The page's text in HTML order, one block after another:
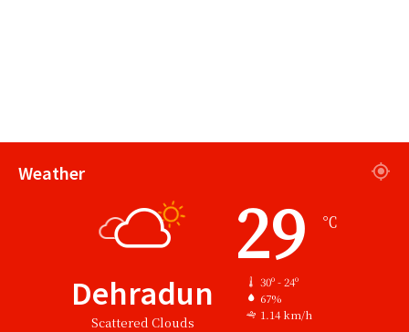
Weather
Dehradun
Scattered Clouds
29 ℃
30º - 24º
67%
1.14 km/h